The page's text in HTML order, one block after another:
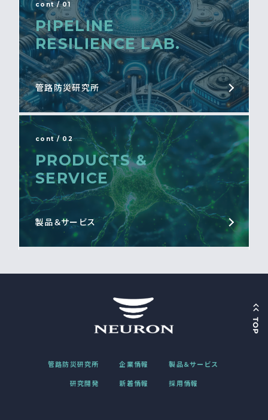
cont / 01
PIPELINE
RESILIENCE LAB.
管路防災研究所
cont / 02
PRODUCTS &
SERVICE
製品＆サービス
管路防災研究所 企業情報 製品＆サービス
研究開発 新着情報 採用情報